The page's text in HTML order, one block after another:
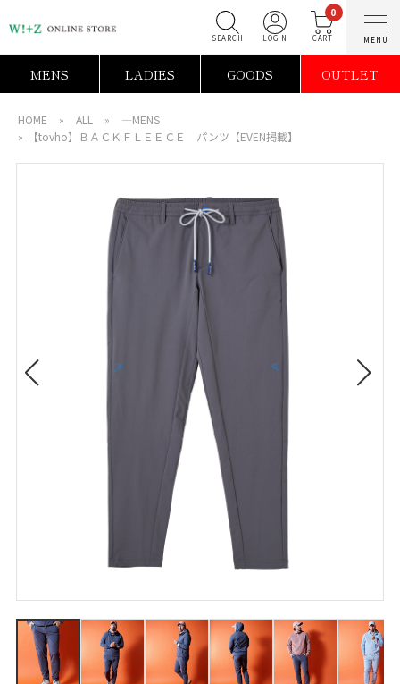
0
MENS LADIES GOODS OUTLET
HOME » ALL »
―MENS
»
【tovho】ＢＡＣＫＦＬＥＥＣＥ パンツ【EVEN掲載】